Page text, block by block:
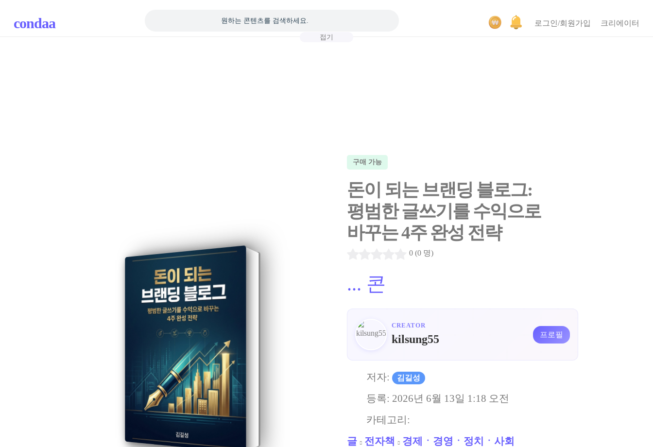
condaa 로그인/회원가입 크리에이터
접기
구매 가능
돈이 되는 브랜딩 블로그:
평범한 글쓰기를 수익으로
바꾸는 4주 완성 전략
0 (0 명)
... 콘
CREATOR
kilsung55 프로필
저자: 김길성
등록: 2026년 6월 13일 1:18 오전
카테고리:
글
전자책 경제ㆍ경영ㆍ정치ㆍ사회